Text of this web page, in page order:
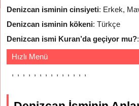
Denizcan isminin cinsiyeti: Erkek,
Denizcan isminin kökeni: Türkçe
Denizcan ismi Kuran’da geçiyor mu?:
Hızlı Menü